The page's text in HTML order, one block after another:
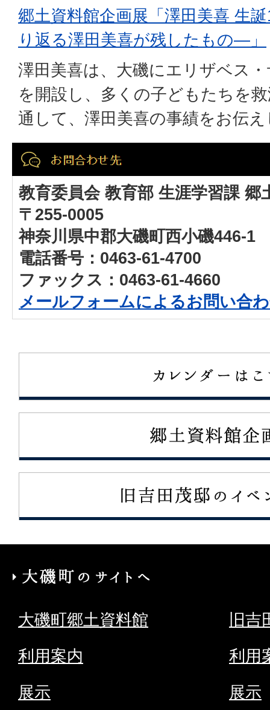
郷土資料館企画展「澤田美喜 生
り返る澤田美喜が残したもの―」
澤田美喜は、大磯にエリザベス
を開設し、多くの子どもたちを
通して、澤田美喜の事績をお伝
教育委員会 教育部 生涯学習課 郷
〒255-0005
神奈川県中郡大磯町西小磯446-1
電話番号：0463-61-4700
ファックス：0463-61-4660
メールフォームによるお問い合
大
町
の
イ
大磯町郷土資料館
利用案内
展示
旧吉
利用
展示